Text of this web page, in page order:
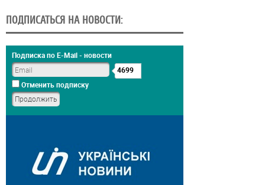
ПОДПИСАТЬСЯ НА НОВОСТИ:
Подписка по E-Mail - новости
4699
Отменить подписку